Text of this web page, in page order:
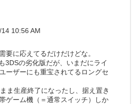
10:56 AM
要に応えてるだけだけどな。
3DSの劣化版だが、いまだにライ
ーザーにも重宝されてるロングセ
ま生産終了になったし、据え置き
ゲーム機（＝通常スイッチ）しか